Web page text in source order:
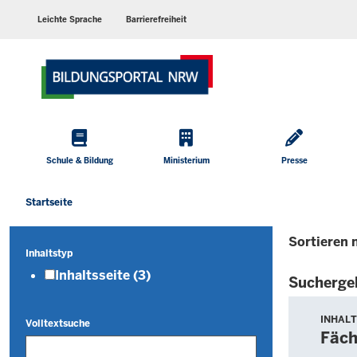
Sprachen
Leichte Sprache Barrierefreiheit
Hauptmenü
Schule & Bildung Ministerium Presse
Sie
befinden
Startseite
Inhaltstyp
Inhaltsseite(3)
Volltextsuche
Sortieren
Die
Suche
ergab